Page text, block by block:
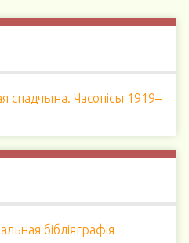
спадчына. Часопісы 1919–
бiблiяграфiя